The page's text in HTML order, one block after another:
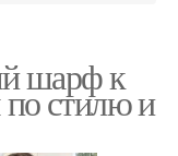
шарф к
по стилю и